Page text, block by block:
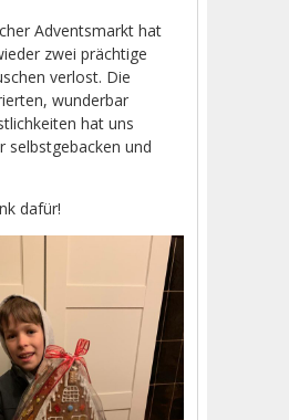
Adventsmarkt hat
zwei prächtige
verlost. Die
wunderbar
hat uns
selbstgebacken und
dafür!